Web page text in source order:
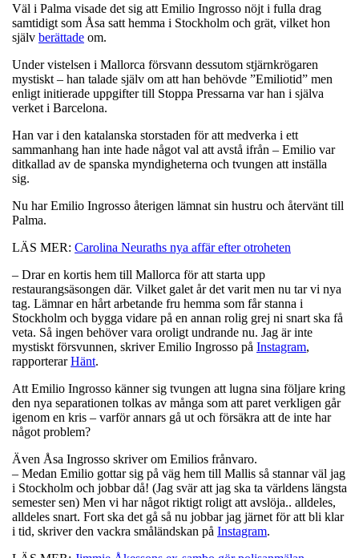
Väl i Palma visade det sig att Emilio Ingrosso nöjt i fulla drag
samtidigt som Åsa satt hemma i Stockholm och grät, vilket hon
själv berättade om.
Under vistelsen i Mallorca försvann dessutom stjärnkrögaren
mystiskt – han talade själv om att han behövde ”Emiliotid” men
enligt initierade uppgifter till Stoppa Pressarna var han i själva
verket i Barcelona.
Han var i den katalanska storstaden för att medverka i ett
sammanhang han inte hade något val att avstå ifrån – Emilio var
ditkallad av de spanska myndigheterna och tvungen att inställa
sig.
Nu har Emilio Ingrosso återigen lämnat sin hustru och återvänt till
Palma.
LÄS MER: Carolina Neuraths nya affär efter otroheten
– Drar en kortis hem till Mallorca för att starta upp
restaurangsäsongen där. Vilket galet år det varit men nu tar vi nya
tag. Lämnar en hårt arbetande fru hemma som får stanna i
Stockholm och bygga vidare på en annan rolig grej ni snart ska få
veta. Så ingen behöver vara oroligt undrande nu. Jag är inte
mystiskt försvunnen, skriver Emilio Ingrosso på Instagram,
rapporterarHänt.
Att Emilio Ingrosso känner sig tvungen att lugna sina följare kring
den nya separationen tolkas av många som att paret verkligen går
igenom en kris – varför annars gå ut och försäkra att de inte har
något problem?
Även Åsa Ingrosso skriver om Emilios frånvaro.
– Medan Emilio gottar sig på väg hem till Mallis så stannar väl jag
i Stockholm och jobbar då! (Jag svär att jag ska ta världens längsta
semester sen) Men vi har något riktigt roligt att avslöja.. alldeles,
alldeles snart. Fort ska det gå så nu jobbar jag järnet för att bli klar
i tid, skriver den vackra småländskan på Instagram.